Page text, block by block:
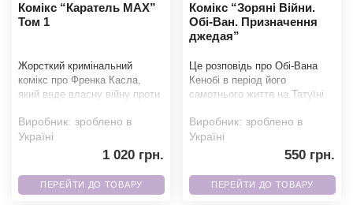
Комікс “Каратель MAX”
Том 1
Жорсткий кримінальний
комікс про Френка Касла,
який веде власну війну проти
жалю й компромі
Виробник: зроблено в
Україні
1 020 грн.
ПЕРЕЙТИ ДО ТОВАРУ
Комікс “Зоряні Війни.
Обі-Ван. Призначення
джедая”
Це розповідь про Обі-Вана
Кенобі в період його
самотнього життя на Татуїні.
звертається до сп
Виробник: зроблено в
Україні
550 грн.
ПЕРЕЙТИ ДО ТОВАРУ